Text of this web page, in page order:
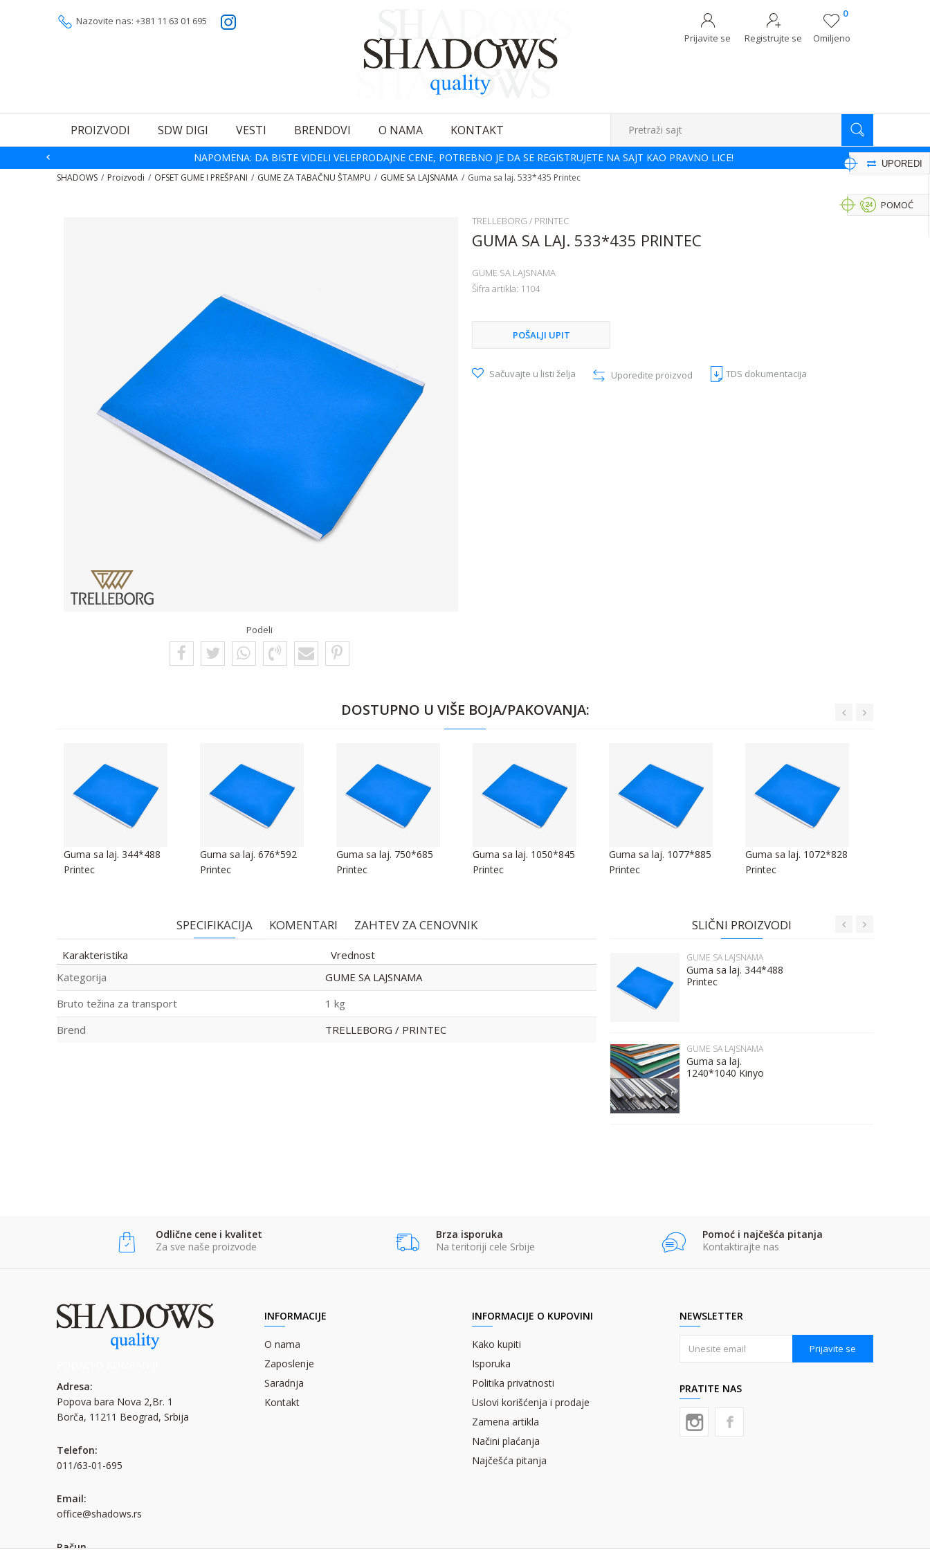
Nazovite nas: +381 11 63 01 695
Omiljeno
0
Prijavite se
Registrujte se
PROIZVODI SDW DIGI VESTI BRENDOVI O NAMA KONTAKT Pretraži sajt
NAPOMENA: DA BISTE VIDELI VELEPRODAJNE CENE, POTREBNO JE DA SE REGISTRUJETE NA SAJT KAO PRAVNO LICE!
SHADOWS Proizvodi OFSET GUME I PREŠPANI GUME ZA TABAČNU ŠTAMPU GUME SA LAJSNAMA Guma sa laj. 533*435 Printec
UPOREDI
Podeli
TRELLEBORG / PRINTEC
GUMA SA LAJ. 533*435 PRINTEC
GUME SA LAJSNAMA
Šifra artikla: 1104
POŠALJI UPIT
Sačuvajte u listi želja Uporedite proizvod TDS dokumentacija
POMOĆ
DOSTUPNO U VIŠE BOJA/PAKOVANJA:
Guma sa laj. 344*488
Printec
Guma sa laj. 676*592
Printec
Guma sa laj. 750*685
Printec
Guma sa laj. 1050*845
Printec
Guma sa laj. 1077*885
Printec
Guma sa laj. 1072*828
Printec
SPECIFIKACIJA KOMENTARI ZAHTEV ZA CENOVNIK
Karakteristika
Vrednost
Kategorija
GUME SA LAJSNAMA
Bruto težina za transport
1 kg
Brend
TRELLEBORG / PRINTEC
SLIČNI PROIZVODI
Printec
GUME SA LAJSNAMA
Guma sa laj. 344*488
Printec
GUME SA LAJSNAMA
Guma sa laj.
1240*1040 Kinyo
Odlične cene i kvalitet
Za sve naše proizvode
Brza isporuka
Na teritoriji cele Srbije
Pomoć i najčešća pitanja
Kontaktirajte nas
Adresa:
Popova bara Nova 2,Br. 1
Borča, 11211 Beograd, Srbija
Telefon:
011/63-01-695
Email:
office@shadows.rs
Račun
INFORMACIJE
O nama
Zaposlenje
Saradnja
Kontakt
INFORMACIJE O KUPOVINI
Kako kupiti
Isporuka
Politika privatnosti
Uslovi korišćenja i prodaje
Zamena artikla
Načini plaćanja
Najčešća pitanja
NEWSLETTER
Prijavite se
PRATITE NAS